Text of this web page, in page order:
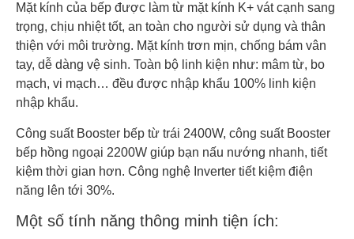
Mặt kính của bếp được làm từ mặt kính K+ vát cạnh sang
trọng, chịu nhiệt tốt, an toàn cho người sử dụng và thân
thiện với môi trường. Mặt kính trơn mịn, chống bám vân
tay, dễ dàng vệ sinh. Toàn bộ linh kiện như: mâm từ, bo
mạch, vi mạch… đều được nhập khẩu 100% linh kiện
nhập khẩu.
Công suất Booster bếp từ trái 2400W, công suất Booster
bếp hồng ngoại 2200W giúp bạn nấu nướng nhanh, tiết
kiệm thời gian hơn. Công nghệ Inverter tiết kiệm điện
năng lên tới 30%.
Một số tính năng thông minh tiện ích: